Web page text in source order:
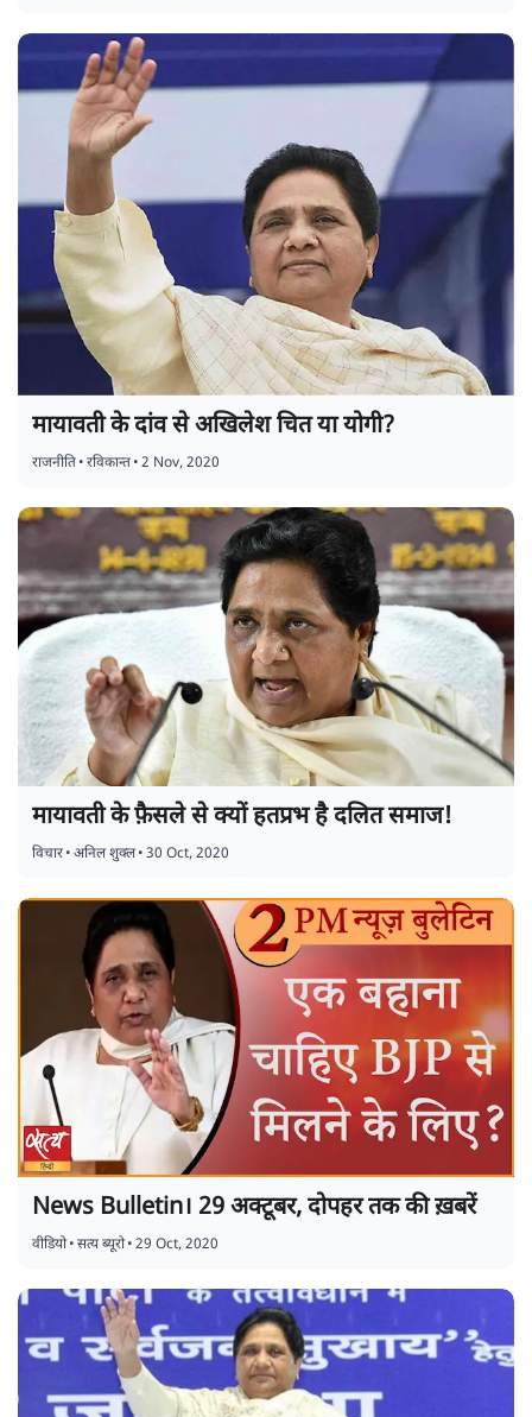
मायावती के दांव से अखिलेश चित या योगी?
राजनीति•रविकान्त•2 Nov, 2020
मायावती के फ़ैसले से क्यों हतप्रभ है दलित समाज!
विचार•अनिल शुक्ल•30 Oct, 2020
News Bulletin। 29 अक्टूबर, दोपहर तक की ख़बरें
वीडियो•सत्य ब्यूरो•29 Oct, 2020